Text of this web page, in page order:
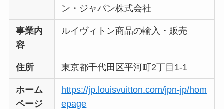
ン・ジャパン株式会社
事業内
容
ルイヴィトン商品の輸入・販売
住所 東京都千代田区平河町2丁目1-1
ホーム
ページ
https://jp.louisvuitton.com/jpn-jp/hom
epage